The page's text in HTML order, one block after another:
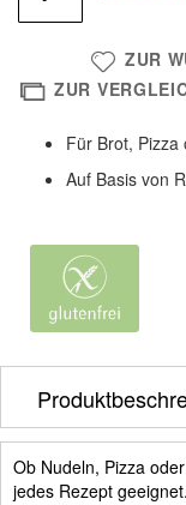
ZUR
ZUR
Für Brot, Pizza
Auf Basis von
Ob Nudeln, Pizza
jedes Rezept